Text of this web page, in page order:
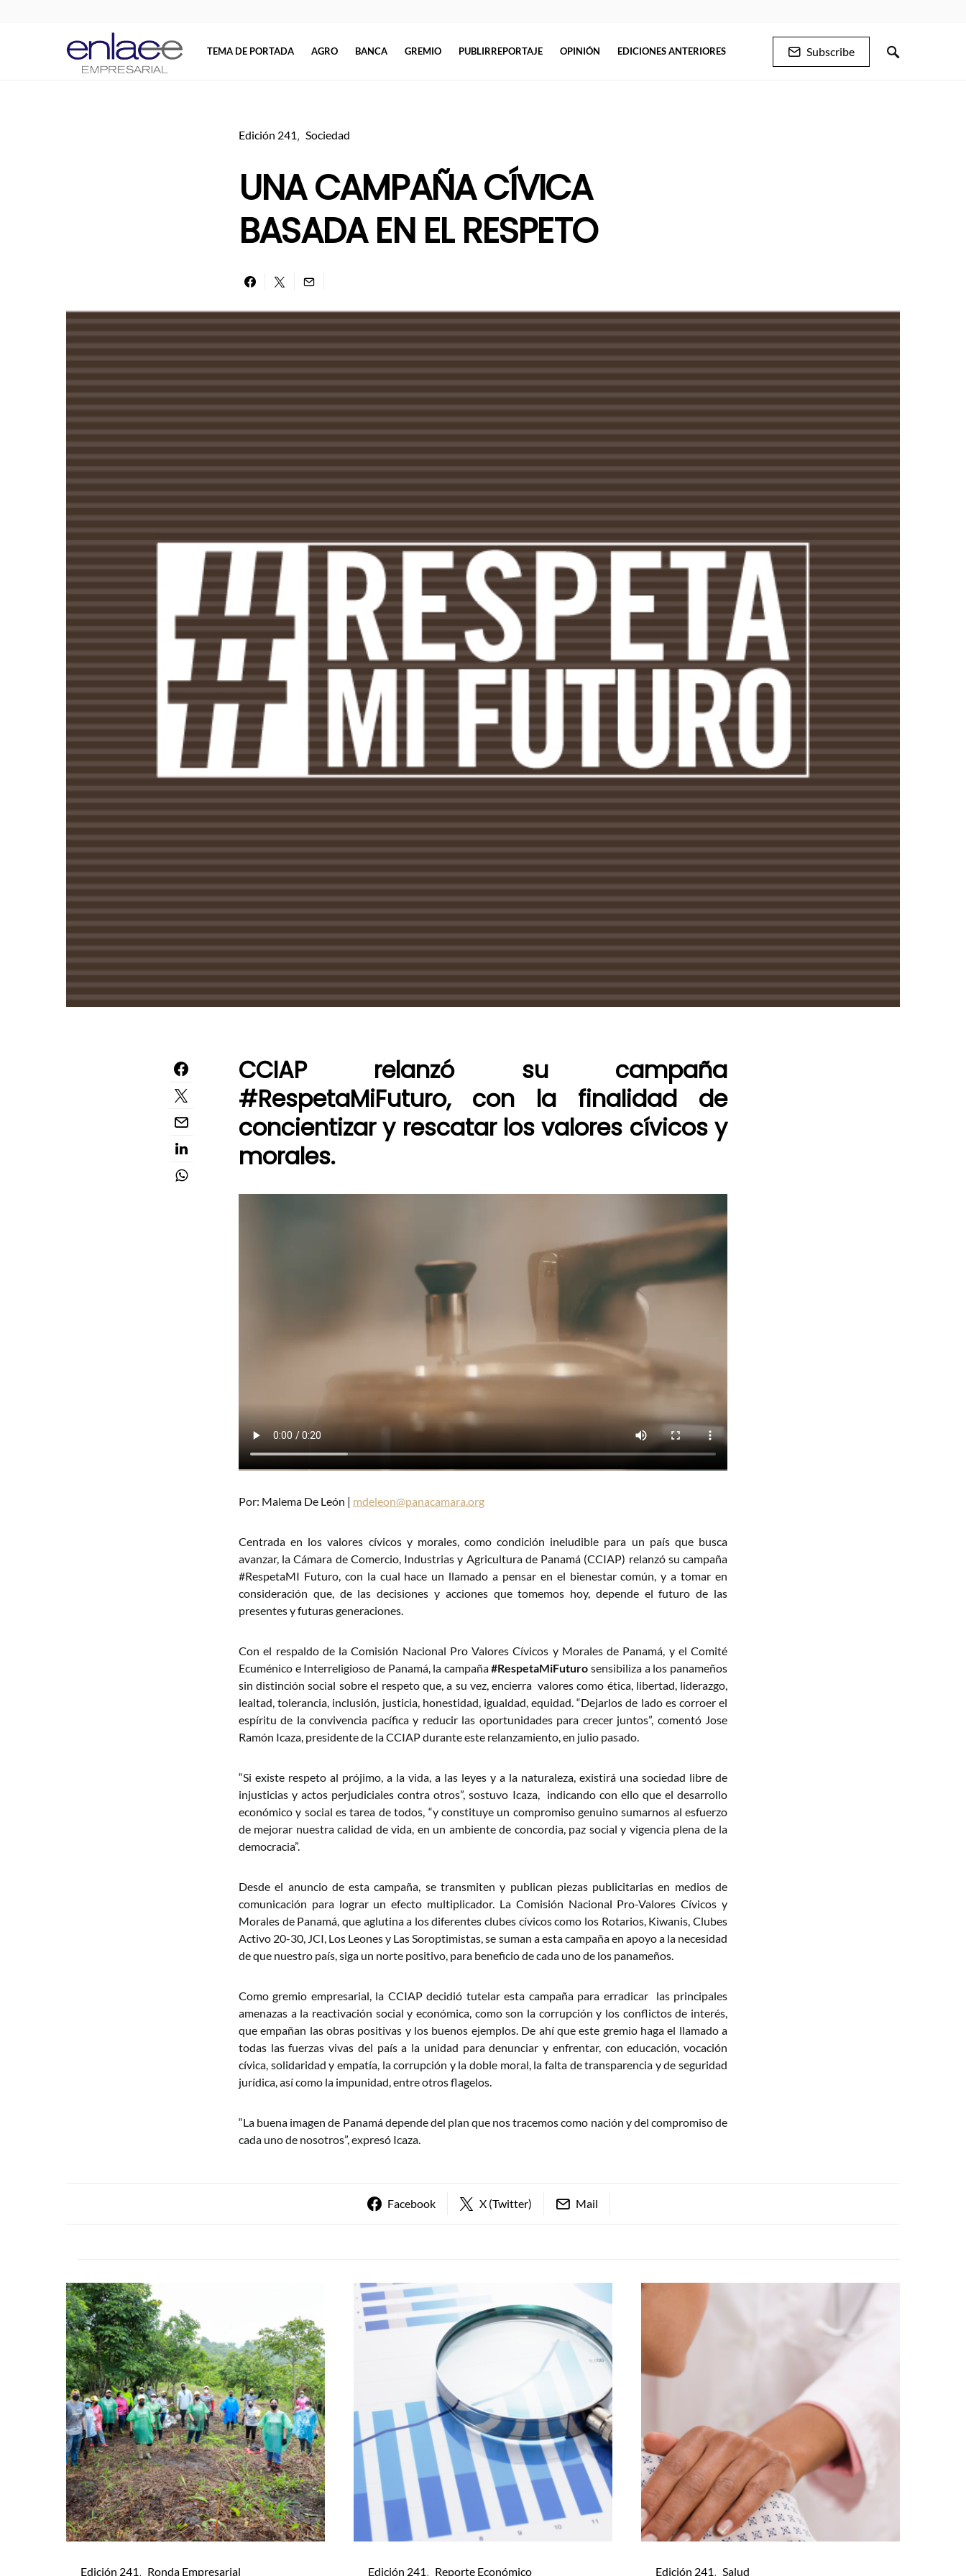
TEMA DE PORTADA AGRO BANCA GREMIO PUBLIRREPORTAJE OPINIÓN EDICIONES ANTERIORES Subscribe
Search for:
Edición 241 Sociedad
UNA CAMPAÑA CÍVICA
BASADA EN EL RESPETO
CCIAP relanzó su campaña
#RespetaMiFuturo, con la finalidad de
concientizar y rescatar los valores cívicos y
morales.
Por: Malema De León | mdeleon@panacamara.org
Centrada en los valores cívicos y morales, como condición ineludible para un país que busca
avanzar, la Cámara de Comercio, Industrias y Agricultura de Panamá (CCIAP) relanzó su campaña
#RespetaMI Futuro, con la cual hace un llamado a pensar en el bienestar común, y a tomar en
consideración que, de las decisiones y acciones que tomemos hoy, depende el futuro de las
presentes y futuras generaciones.
Con el respaldo de la Comisión Nacional Pro Valores Cívicos y Morales de Panamá, y el Comité
Ecuménico e Interreligioso de Panamá, la campaña#RespetaMiFuturo sensibiliza a los panameños
sin distinción social sobre el respeto que, a su vez, encierra valores como ética, libertad, liderazgo,
lealtad, tolerancia, inclusión, justicia, honestidad, igualdad, equidad. “Dejarlos de lado es corroer el
espíritu de la convivencia pacífica y reducir las oportunidades para crecer juntos”, comentó Jose
Ramón Icaza, presidente de la CCIAP durante este relanzamiento, en julio pasado.
“Si existe respeto al prójimo, a la vida, a las leyes y a la naturaleza, existirá una sociedad libre de
injusticias y actos perjudiciales contra otros”, sostuvo Icaza, indicando con ello que el desarrollo
económico y social es tarea de todos, “y constituye un compromiso genuino sumarnos al esfuerzo
de mejorar nuestra calidad de vida, en un ambiente de concordia, paz social y vigencia plena de la
democracia”.
Desde el anuncio de esta campaña, se transmiten y publican piezas publicitarias en medios de
comunicación para lograr un efecto multiplicador. La Comisión Nacional Pro-Valores Cívicos y
Morales de Panamá, que aglutina a los diferentes clubes cívicos como los Rotarios, Kiwanis, Clubes
Activo 20-30, JCI, Los Leones y Las Soroptimistas, se suman a esta campaña en apoyo a la necesidad
de que nuestro país, siga un norte positivo, para beneficio de cada uno de los panameños.
Como gremio empresarial, la CCIAP decidió tutelar esta campaña para erradicar las principales
amenazas a la reactivación social y económica, como son la corrupción y los conflictos de interés,
que empañan las obras positivas y los buenos ejemplos. De ahí que este gremio haga el llamado a
todas las fuerzas vivas del país a la unidad para denunciar y enfrentar, con educación, vocación
cívica, solidaridad y empatía, la corrupción y la doble moral, la falta de transparencia y de seguridad
jurídica, así como la impunidad, entre otros flagelos.
“La buena imagen de Panamá depende del plan que nos tracemos como nación y del compromiso de
cada uno de nosotros”, expresó Icaza.
Facebook X (Twitter) Mail
Edición 241 Ronda Empresarial Edición 241 Reporte Económico Edición 241 Salud